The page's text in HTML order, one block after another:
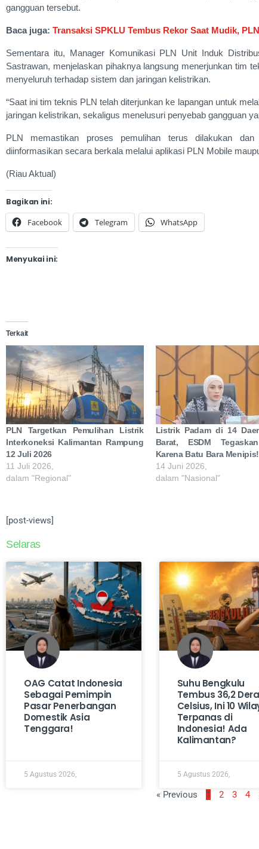
gangguan tersebut.
Baca juga: Transaksi SPKLU Tembus Rekor Saat Mudik,
Sementara itu, Manager Komunikasi PLN Unit Induk
Sastrawan, menjelaskan pihaknya langsung menerjunkan tim
menyeluruh terhadap sistem dan jaringan kelistrikan.
“Saat ini tim teknis PLN telah diterjunkan ke lapangan untuk
jaringan kelistrikan, sekaligus menelusuri penyebab gangguan
PLN memastikan proses pemulihan terus dilakukan dan
diinformasikan secara berkala melalui aplikasi PLN Mobile
(Riau Aktual)
Bagikan ini:
Facebook Telegram WhatsApp
Menyukai ini:
Terkait
PLN Targetkan Pemulihan Listrik
Interkoneksi Kalimantan Rampung
12 Juli 2026
11 Juli 2026,
dalam "Regional"
Listrik Padam di 14
Barat, ESDM
Karena Batu Bara Menipis!
14 Juni 2026,
dalam "Nasional"
[post-views]
Selaras
OAG Catat Indonesia
Sebagai Pemimpin
Pasar Penerbangan
Domestik Asia
Tenggara!
5 Agustus 2026,
Suhu Bengkulu
Tembus 36,2
Celsius, Ini 10
Terpanas di
Indonesia! Ada
Kalimantan?
5 Agustus 2026,
« Previous 1 2 3 4